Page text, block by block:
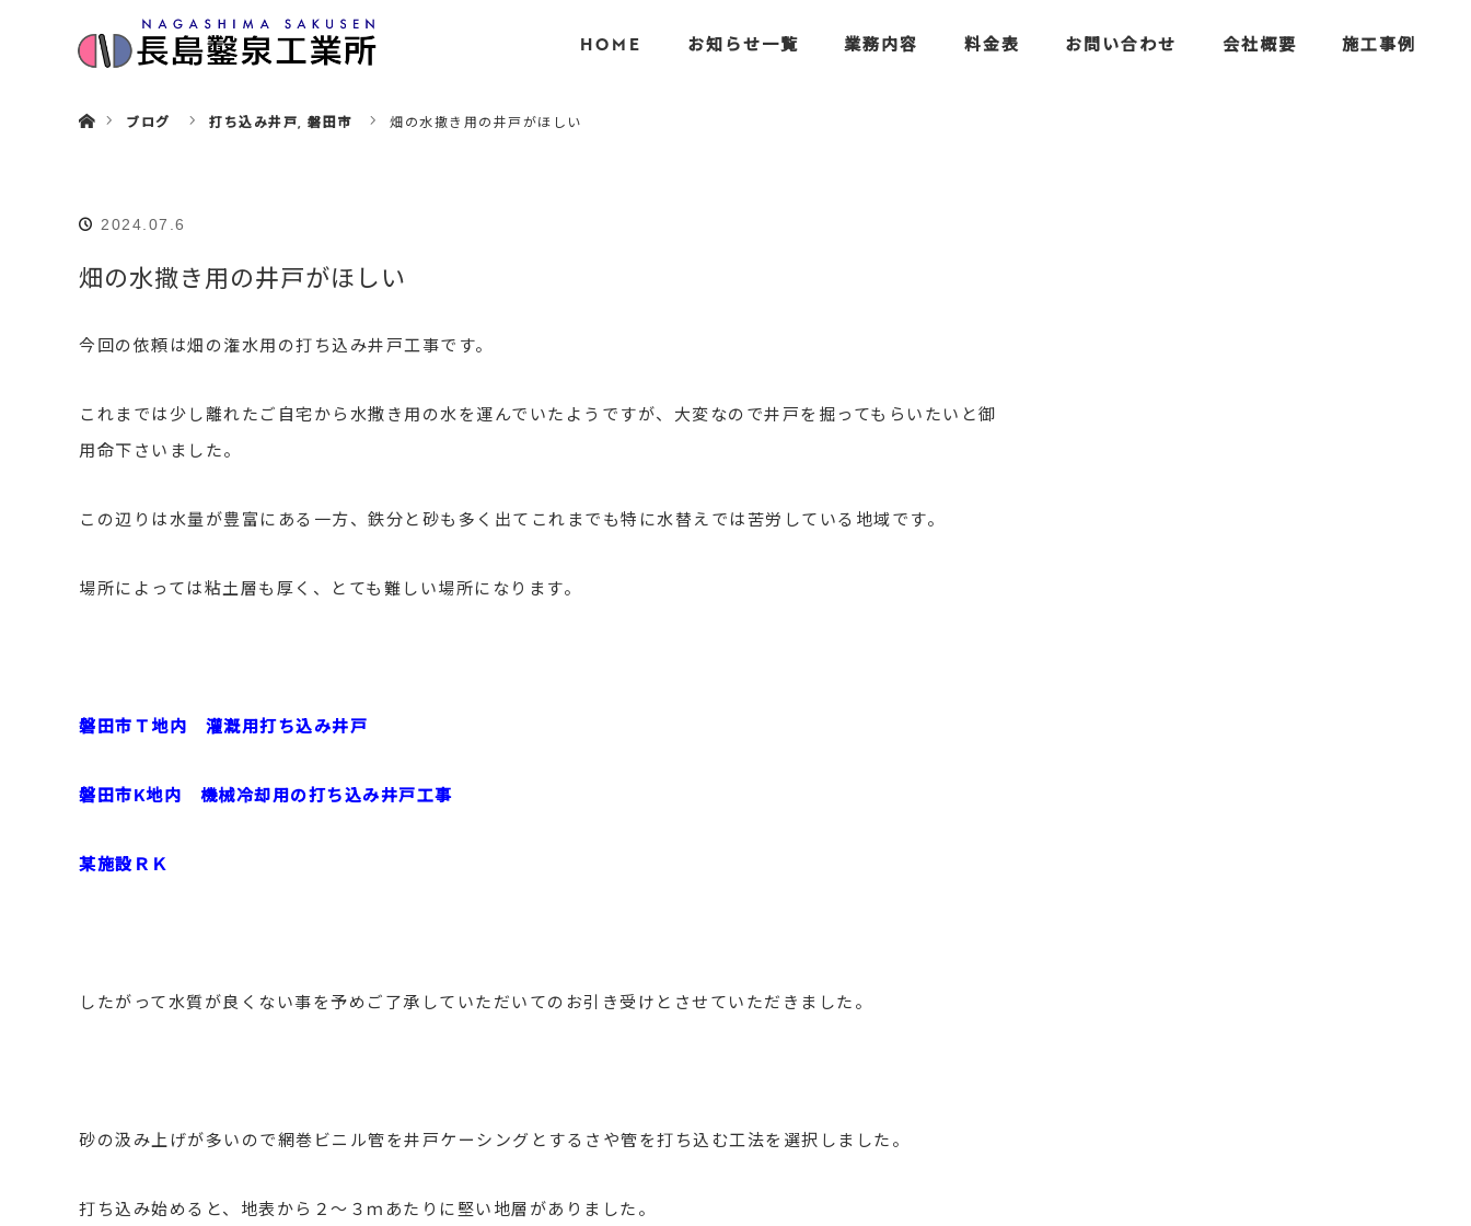
HOME お知らせ一覧 業務内容 料金表 お問い合わせ 会社概要 施工事例
ブログ
打ち込み井戸, 磐田市 畑の水撒き用の井戸がほしい
2024.07.6
畑の水撒き用の井戸がほしい
今回の依頼は畑の潅水用の打ち込み井戸工事です。
これまでは少し離れたご自宅から水撒き用の水を運んでいたようですが、大変なので井戸を掘ってもらいたいと御
用命下さいました。
この辺りは水量が豊富にある一方、鉄分と砂も多く出てこれまでも特に水替えでは苦労している地域です。
場所によっては粘土層も厚く、とても難しい場所になります。
磐田市Ｔ地内 灌漑用打ち込み井戸
磐田市K地内 機械冷却用の打ち込み井戸工事
某施設ＲＫ
したがって水質が良くない事を予めご了承していただいてのお引き受けとさせていただきました。
砂の汲み上げが多いので網巻ビニル管を井戸ケーシングとするさや管を打ち込む工法を選択しました。
打ち込み始めると、地表から２～３ｍあたりに堅い地層がありました。